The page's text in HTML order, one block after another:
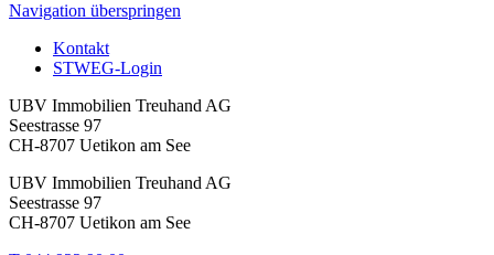
Navigation überspringen
Kontakt
STWEG-Login
UBV Immobilien Treuhand AG
Seestrasse 97
CH-8707 Uetikon am See
UBV Immobilien Treuhand AG
Seestrasse 97
CH-8707 Uetikon am See